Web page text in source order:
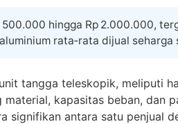
hingga Rp 2.000.000,
rata‑rata dijual seharga
tangga teleskopik, meliputi
kapasitas beban, dan
antara satu penjual